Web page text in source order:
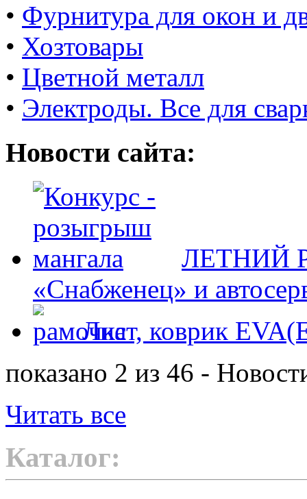
• Фурнитура для окон и
• Хозтовары
• Цветной металл
• Электроды. Все для
Новости сайта:
ЛЕТНИЙ
«Снабженец» и
Лист, коврик
показано 2 из 46 -
Читать все
Каталог: